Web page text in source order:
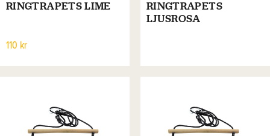
RINGTRAPETS LIME
110 kr
RINGTRAPETS
LJUSROSA